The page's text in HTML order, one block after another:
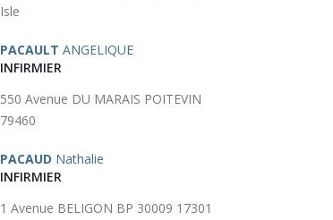
Isle
PACAULT ANGELIQUE
INFIRMIER
550 Avenue DU MARAIS POITEVIN
79460
PACAUD Nathalie
INFIRMIER
1 Avenue BELIGON BP 30009 17301